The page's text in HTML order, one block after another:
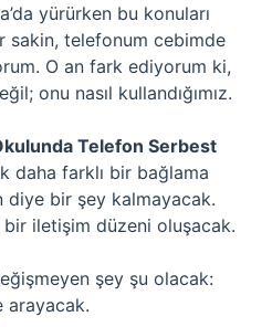
yürürken bu konuları
sakin, telefonum cebimde
O an fark ediyorum ki,
onu nasıl kullandığımız.
Telefon Serbest
daha farklı bir bağlama
diye bir şey kalmayacak.
iletişim düzeni oluşacak.
şey şu olacak:
arayacak.